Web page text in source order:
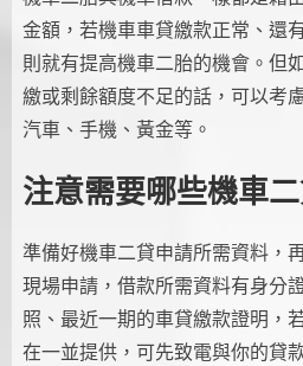
金額，若機車車貸繳款正常、還
則就有提高機車二胎的機會。但
繳或剩餘額度不足的話，可以考
汽車、手機、黃金等。
注意需要哪些機車
準備好機車二貸申請所需資料，
現場申請，借款所需資料有身分
照、最近一期的車貸繳款證明，
在一並提供，可先致電與你的貸